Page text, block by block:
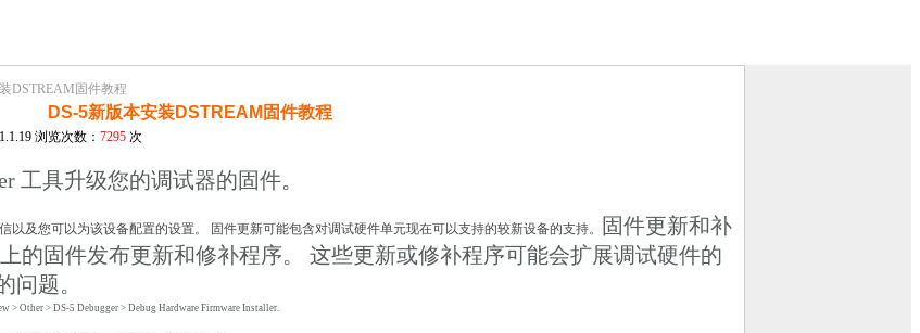
DSTREAM固件教程
DS-5新版本安装DSTREAM固件教程
浏览次数： 7295 次
工具升级您的调试器的固件。
及您可以为该设备配置的设置。 固件更新可能包含对调试硬件单元现在可以支持的较新设备的支持。
固件更新和补
的固件发布更新和修补程序。 这些更新或修补程序可能会扩展调试硬件的
问题。
Other > DS-5 Debugger > Debug Hardware Firmware Installer.